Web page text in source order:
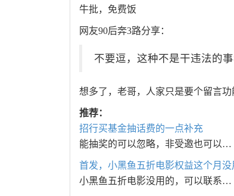
牛批，免费饭
网友90后奔3路分享：
不要逗，这种不是干违法的
想多了，老哥，人家只是要个留言
推荐：
招行买基金抽话费的一点补充
能抽奖的可以忽略，非受邀也可以…
首发，小黑鱼五折电影权益这个月没
小黑鱼五折电影没用的，可以联系…